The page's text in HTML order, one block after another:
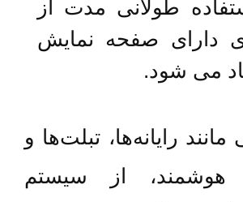
طولانی مدت از
دارای صفحه نمایش
می شود.
رایانه‌ها، تبلت‌ها و
هوشمند، از سیستم